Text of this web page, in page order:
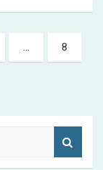
… 8